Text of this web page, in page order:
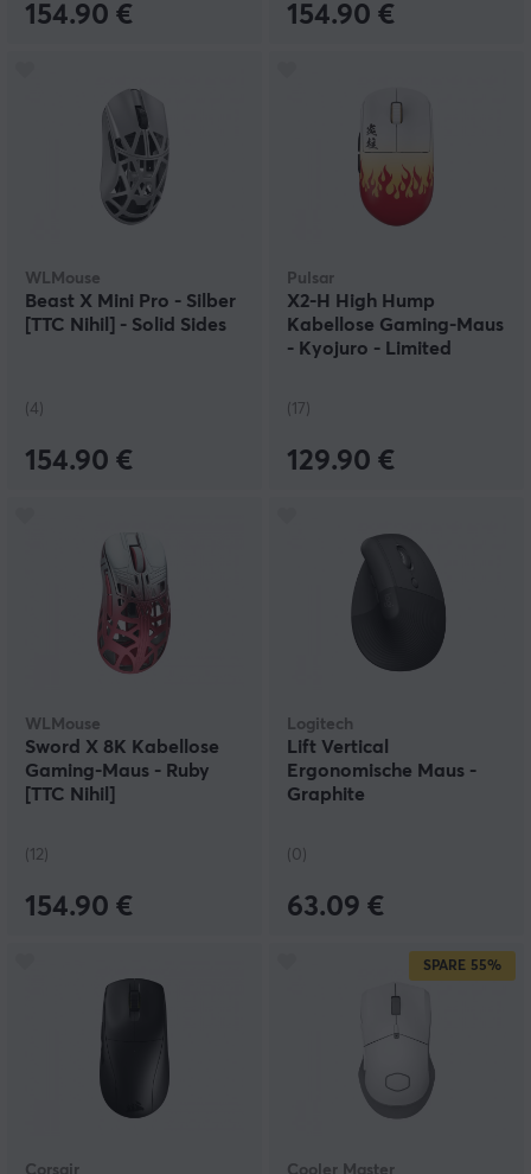
154.90 € 154.90 €
WLMouse
Beast X Mini Pro - Silber
[TTC Nihil] - Solid Sides
(4)
154.90 €
Pulsar
X2-H High Hump
Kabellose Gaming-Maus
- Kyojuro - Limited
(17)
129.90 €
WLMouse
Sword X 8K Kabellose
Gaming-Maus - Ruby
[TTC Nihil]
(12)
154.90 €
Logitech
Lift Vertical
Ergonomische Maus -
Graphite
(0)
63.09 €
Corsair
SPARE 55%
Cooler Master